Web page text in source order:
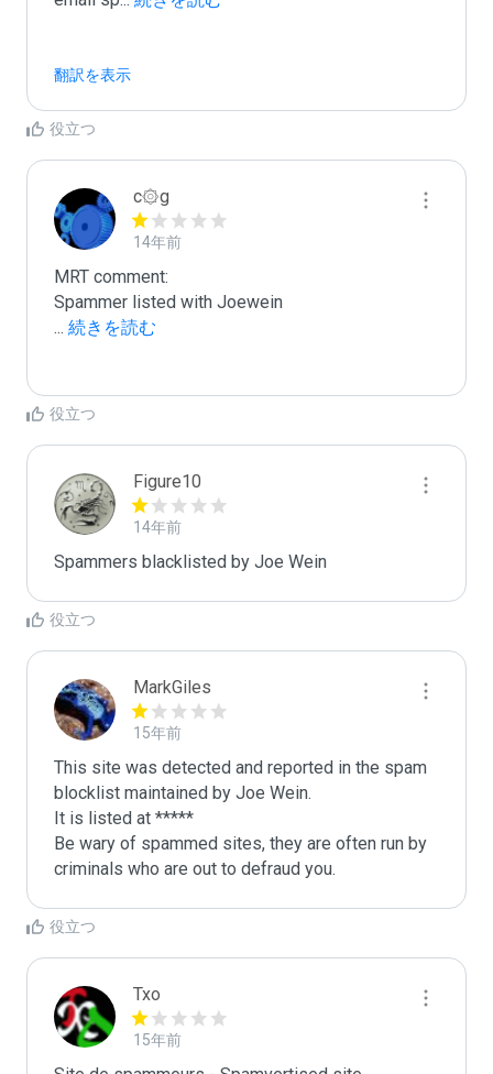
翻訳を表示
役立つ
c۞g
14年前
MRT comment:
... 続きを読む
役立つ
Figure10
14年前
Spammers blacklisted by Joe Wein
役立つ
MarkGiles
15年前
This site was detected and reported in the spam
blocklist maintained by Joe Wein.
It is listed at *****
Be wary of spammed sites, they are often run by
criminals who are out to defraud you.
役立つ
Txo
15年前